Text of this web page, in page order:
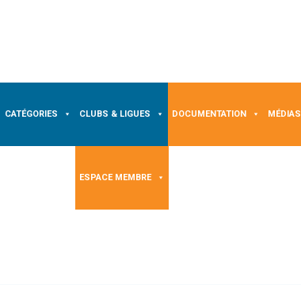
CATÉGORIES CLUBS & LIGUES DOCUMENTATION MÉDIAS
ESPACE MEMBRE